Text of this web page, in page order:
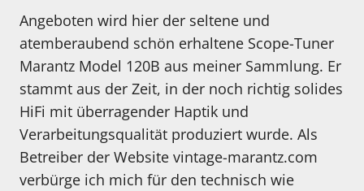
Angeboten wird hier der seltene und
atemberaubend schön erhaltene Scope-Tuner
Marantz Model 120B aus meiner Sammlung. Er
stammt aus der Zeit, in der noch richtig solides
HiFi mit überragender Haptik und
Verarbeitungsqualität produziert wurde. Als
Betreiber der Website vintage-marantz.com
verbürge ich mich für den technisch wie